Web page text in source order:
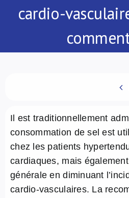
À propos de nous
NL
cardio-
Il est traditionnellement
consommation de sel est
chez les patients
cardiaques, mais
générale en diminuant
cardio-vasculaires. La